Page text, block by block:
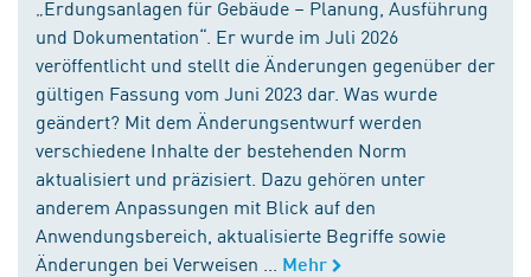
„Erdungsanlagen für Gebäude – Planung, Ausführung
und Dokumentation“. Er wurde im Juli 2026
veröffentlicht und stellt die Änderungen gegenüber der
gültigen Fassung vom Juni 2023 dar. Was wurde
geändert? Mit dem Änderungsentwurf werden
verschiedene Inhalte der bestehenden Norm
aktualisiert und präzisiert. Dazu gehören unter
anderem Anpassungen mit Blick auf den
Anwendungsbereich, aktualisierte Begriffe sowie
Änderungen bei Verweisen ...
Mehr